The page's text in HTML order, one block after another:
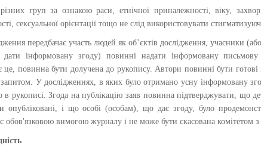
груп за ознакою раси, етнічної приналежності, віку,
сексуальної орієнтації тощо не слід використовувати
передбачає участь людей як об’єктів дослідження, учасники
інформовану згоду) повинні надати інформовану
це, повинна бути долучена до рукопису. Автори повинні бути готові
У дослідженнях, в яких було отримано усну інформовану
в рукописі. Згода на публікацію заяв повинна підтверджувати, що
опубліковані, і що особі (особам), що дає згоду, було
обов'язковою вимогою журналу і не може бути скасована комітетом з